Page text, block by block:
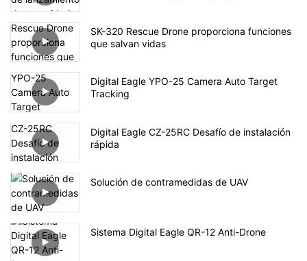
SK-320 Rescue Drone proporciona funciones
que salvan vidas
Digital Eagle YPO-25 Camera Auto Target
Tracking
Digital Eagle CZ-25RC Desafío de instalación
rápida
Solución de contramedidas de UAV
Sistema Digital Eagle QR-12 Anti-Drone